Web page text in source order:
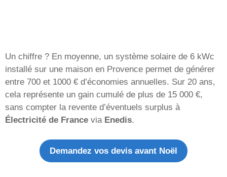
Un chiffre ? En moyenne, un système solaire de 6 kWc
installé sur une maison en Provence permet de générer
entre 700 et 1000 € d’économies annuelles. Sur 20 ans,
cela représente un gain cumulé de plus de 15 000 €,
sans compter la revente d’éventuels surplus à
Électricité de France via Enedis.
Demandez vos devis avant Noël